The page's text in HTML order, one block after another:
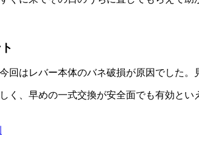
回はレバー本体のバネ破損が原因でした
く、早めの一式交換が安全面でも有効とい